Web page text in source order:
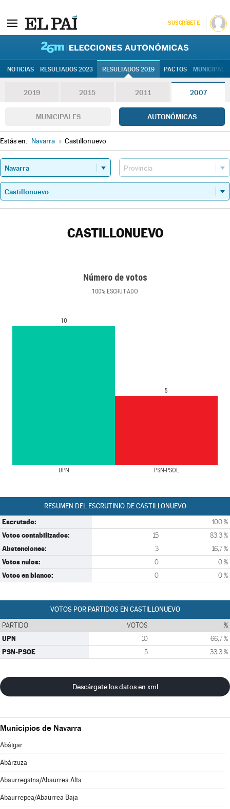
SUSCRÍBETE
NOTICIAS RESULTADOS 2023 RESULTADOS 2019 PACTOS
2019 2015 2011 2007
MUNICIPALES AUTONÓMICAS
Estás en: Navarra » Castillonuevo
CASTILLONUEVO
Número de votos
100% ESCRUTADO
UPN PSN-PSOE
10
5
RESUMEN DEL ESCRUTINIO DE CASTILLONUEVO
Escrutado: 100 %
Votos contabilizados: 15 83,3 %
Abstenciones: 3 16,7 %
Votos nulos: 0 0 %
Votos en blanco: 0 0 %
VOTOS POR PARTIDOS EN CASTILLONUEVO
PARTIDO VOTOS %
UPN 10 66,7 %
PSN-PSOE 5 33,3 %
Descárgate los datos en xml
Municipios de Navarra
Abáigar
Abárzuza
Abaurregaina/Abaurrea Alta
Abaurrepea/Abaurrea Baja